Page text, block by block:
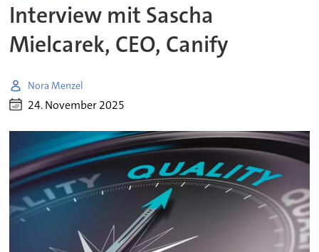
Interview mit Sascha
Mielcarek, CEO, Canify
Nora Menzel
24. November 2025